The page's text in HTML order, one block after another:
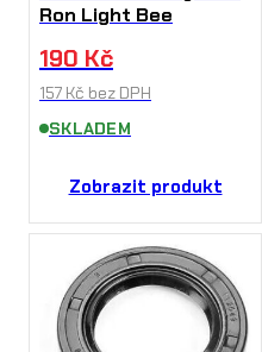
Ron Light Bee
190 Kč
157 Kč bez DPH
SKLADEM
Zobrazit produkt